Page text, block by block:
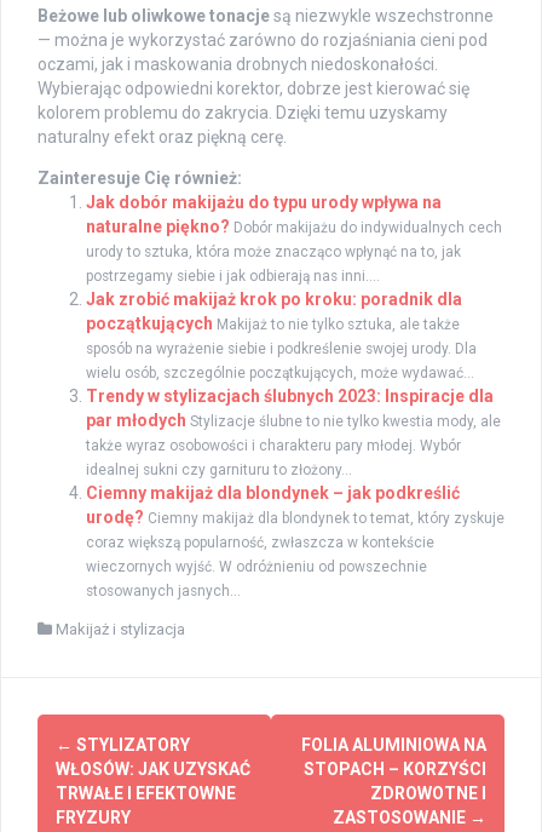
Beżowe lub oliwkowe tonacjesą niezwykle wszechstronne
— można je wykorzystać zarówno do rozjaśniania cieni pod
oczami, jak i maskowania drobnych niedoskonałości.
Wybierając odpowiedni korektor, dobrze jest kierować się
kolorem problemu do zakrycia. Dzięki temu uzyskamy
naturalny efekt oraz piękną cerę.
Zainteresuje Cię również:
Jak dobór makijażu do typu urody wpływa na
naturalne piękno? Dobór makijażu do indywidualnych cech
urody to sztuka, która może znacząco wpłynąć na to, jak
postrzegamy siebie i jak odbierają nas inni....
Jak zrobić makijaż krok po kroku: poradnik dla
początkujących Makijaż to nie tylko sztuka, ale także
sposób na wyrażenie siebie i podkreślenie swojej urody. Dla
wielu osób, szczególnie początkujących, może wydawać...
Trendy w stylizacjach ślubnych 2023: Inspiracje dla
par młodych Stylizacje ślubne to nie tylko kwestia mody, ale
także wyraz osobowości i charakteru pary młodej. Wybór
idealnej sukni czy garnituru to złożony...
Ciemny makijaż dla blondynek – jak podkreślić
urodę? Ciemny makijaż dla blondynek to temat, który zyskuje
coraz większą popularność, zwłaszcza w kontekście
wieczornych wyjść. W odróżnieniu od powszechnie
stosowanych jasnych...
Makijaż i stylizacja
Zobacz
wpisy
← STYLIZATORY
WŁOSÓW: JAK UZYSKAĆ
TRWAŁE I EFEKTOWNE
FRYZURY
FOLIA ALUMINIOWA NA
STOPACH – KORZYŚCI
ZDROWOTNE I
ZASTOSOWANIE →